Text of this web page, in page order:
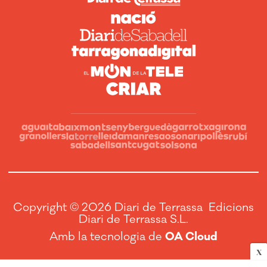
X
Copyright © 2026 Diari de Terrassa Edicions
Diari de Terrassa S.L.
Amb la tecnologia de OA Cloud